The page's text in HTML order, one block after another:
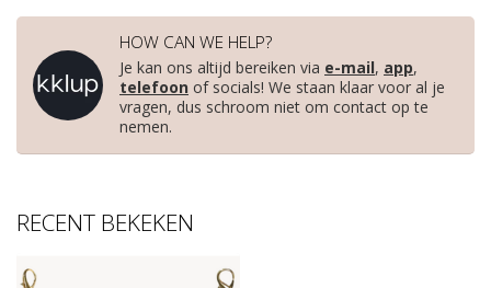
HOW CAN WE HELP?
Je kan ons altijd bereiken via e-mail, app,
telefoon of socials! We staan klaar voor al je
vragen, dus schroom niet om contact op te
nemen.
RECENT BEKEKEN